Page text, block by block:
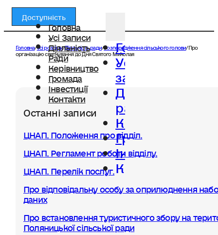
Головна
Усі Записи
Діяльність
Ради
Керівництво
Громада
Інвестиції
Контакти
Головна
Усі
записи
Діяльність
ради
Керівництво
Громада
Інвестиції
Контакти
Доступність
Головна/Усі розділи/Діяльність ради/Розпорядження сільського голови/Про
організацію святкування до Дня Святого Миколая
Останні записи
ЦНАП. Положення про відділ.
ЦНАП. Регламент роботи відділу.
ЦНАП. Перелік послуг.
Про відповідальну особу за оприлюднення
даних
Про встановлення туристичного збору на
Поляницької сільської ради